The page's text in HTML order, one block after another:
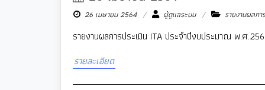
26 เมษายน 2564 ผู้ดูแลระบบ รายงานผลก
รายงานผลการประเมิน ITA ประจำปีงบประมาณ พ.ศ
รายละเอียด